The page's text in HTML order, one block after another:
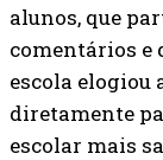
alunos, que
comentários e
escola
diretamente
escolar mais